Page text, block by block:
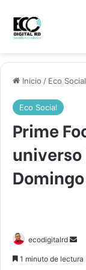
Inicio / Eco Social
Eco Social
Prime
Domingo
ecodigitalrd
1 minuto de lectura